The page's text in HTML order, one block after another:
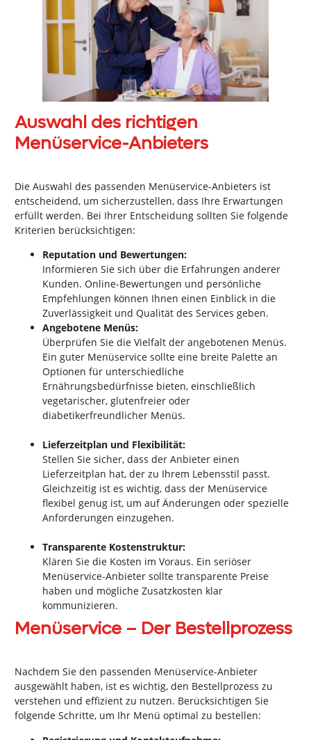
Auswahl des richtigen
Menüservice-Anbieters
Die Auswahl des passenden Menüservice-Anbieters ist
entscheidend, um sicherzustellen, dass Ihre Erwartungen
erfüllt werden. Bei Ihrer Entscheidung sollten Sie folgende
Kriterien berücksichtigen:
Reputation und Bewertungen:
Informieren Sie sich über die Erfahrungen anderer
Kunden. Online-Bewertungen und persönliche
Empfehlungen können Ihnen einen Einblick in die
Zuverlässigkeit und Qualität des Services geben.
Angebotene Menüs:
Überprüfen Sie die Vielfalt der angebotenen Menüs.
Ein guter Menüservice sollte eine breite Palette an
Optionen für unterschiedliche
Ernährungsbedürfnisse bieten, einschließlich
vegetarischer, glutenfreier oder
diabetikerfreundlicher Menüs.
Lieferzeitplan und Flexibilität:
Stellen Sie sicher, dass der Anbieter einen
Lieferzeitplan hat, der zu Ihrem Lebensstil passt.
Gleichzeitig ist es wichtig, dass der Menüservice
flexibel genug ist, um auf Änderungen oder spezielle
Anforderungen einzugehen.
Transparente Kostenstruktur:
Klären Sie die Kosten im Voraus. Ein seriöser
Menüservice-Anbieter sollte transparente Preise
haben und mögliche Zusatzkosten klar
kommunizieren.
Menüservice – Der Bestellprozess
Nachdem Sie den passenden Menüservice-Anbieter
ausgewählt haben, ist es wichtig, den Bestellprozess zu
verstehen und effizient zu nutzen. Berücksichtigen Sie
folgende Schritte, um Ihr Menü optimal zu bestellen: